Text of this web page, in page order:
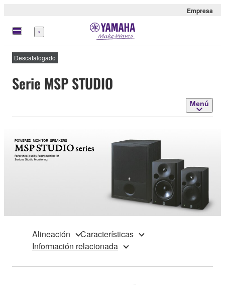
Empresa
Menú
Descatalogado
Serie MSP STUDIO
Menú
Alineación
Características
Información relacionada